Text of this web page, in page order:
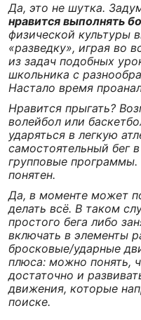
Да, это не шутка.
нравится выполнять
физической культуры
«разведку», играя во
из задач подобных
школьника с
Настало время
Нравится прыгать?
волейбол или
ударяться в легкую
самостоятельный бег
групповые
понятен.
Да, в моменте может
делать всё. В таком
простого бега либо
включать в элементы
бросковые/ударные
плюса: можно понять,
достаточно и
движения, которые
поиске.